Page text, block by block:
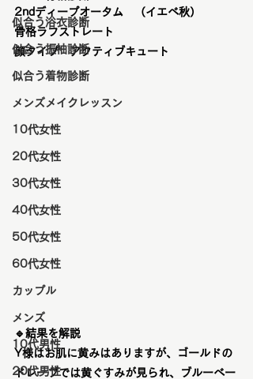
似合う浴衣診断
似合う振袖診断
似合う着物診断
メンズメイクレッスン
10代女性
20代女性
30代女性
40代女性
50代女性
60代女性
カップル
メンズ
10代男性
20代男性
2ndディープオータム　（イエベ秋）
骨格ラフストレート
顔タイプ　アクティブキュート
🔹結果を解説
Y様はお肌に黄みはありますが、ゴールドの
ドレープでは黄ぐすみが見られ、ブルーベー